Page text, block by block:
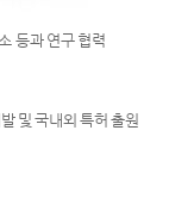
등과 연구 협력
및 국내외 특허 출원